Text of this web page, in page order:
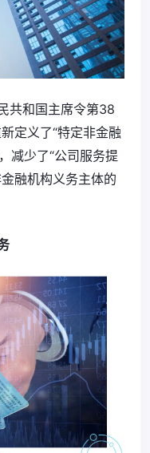
共和国主席令第38
定义了“特定非金融
减少了“公司服务提
融机构义务主体的